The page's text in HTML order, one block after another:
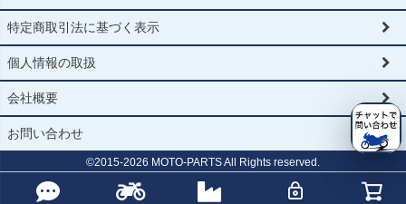
PRN017737-017742-017743-83
PRN017737-017742-017743-89
PRN017737-017742-017743-90
PRN017737-017742-017743-91
PRN017737-017742-017743-92
PRN017737-017742-017743-93
PRN017737-017742-017743-94
特定商取引法に基づく表示
個人情報の取扱
会社概要
お問い合わせ
©2015-2026 MOTO-PARTS All Rights reserved.